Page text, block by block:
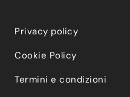
Privacy policy
Cookie Policy
Termini e condizioni